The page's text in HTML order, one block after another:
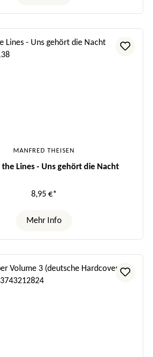
MANFRED THEISEN
the Lines - Uns gehört die Nacht
8,95 €*
Mehr Info